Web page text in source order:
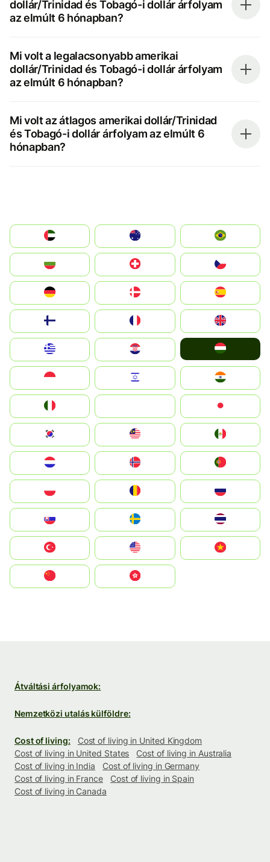
dollár/Trinidad és Tobagó-i dollár árfolyam
az elmúlt 6 hónapban?
Mi volt a legalacsonyabb amerikai
dollár/Trinidad és Tobagó-i dollár árfolyam
az elmúlt 6 hónapban?
Mi volt az átlagos amerikai dollár/Trinidad
és Tobagó-i dollár árfolyam az elmúlt 6
hónapban?
الإمارات العربية المتحدة
Switzerland
Deutschland
United Kingdom
Magyarország
South Korea
United States
中國香港特別行政區
Átváltási árfolyamok:
Nemzetközi utalás külföldre:
Cost of living:
Cost of living in United Kingdom
Cost of living in United States
Cost of living in Australia
Cost of living in India
Cost of living in Germany
Cost of living in France
Cost of living in Spain
Cost of living in Canada